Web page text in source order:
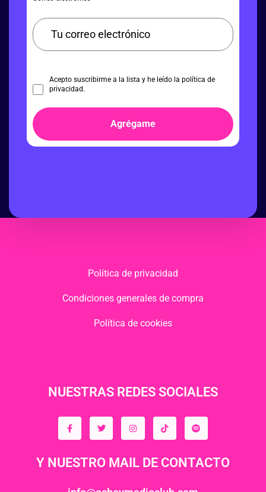
Acepto suscribirme a la lista y he leído la política de
privacidad.
Agrégame
Política de privacidad
Condiciones generales de compra
Política de cookies
NUESTRAS REDES SOCIALES
Y NUESTRO MAIL DE CONTACTO